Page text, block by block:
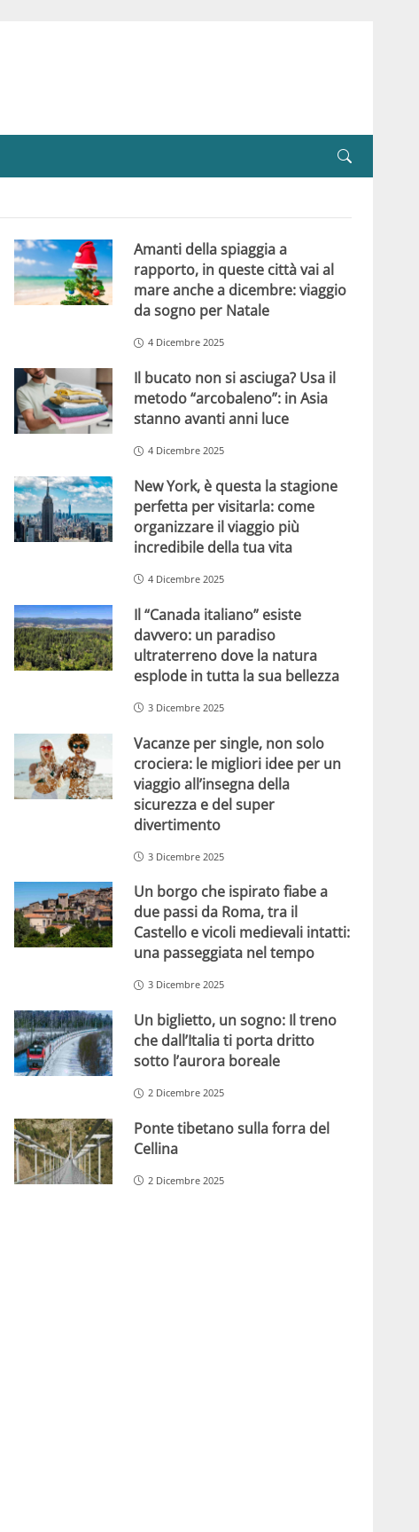
Amanti della spiaggia a
rapporto, in queste città vai al
mare anche a dicembre: viaggio
da sogno per Natale
4 Dicembre 2025
Il bucato non si asciuga? Usa il
metodo “arcobaleno”: in Asia
stanno avanti anni luce
4 Dicembre 2025
New York, è questa la stagione
perfetta per visitarla: come
organizzare il viaggio più
incredibile della tua vita
4 Dicembre 2025
Il “Canada italiano” esiste
davvero: un paradiso
ultraterreno dove la natura
esplode in tutta la sua bellezza
3 Dicembre 2025
Vacanze per single, non solo
crociera: le migliori idee per un
viaggio all’insegna della
sicurezza e del super
divertimento
3 Dicembre 2025
Un borgo che ispirato fiabe a
due passi da Roma, tra il
Castello e vicoli medievali intatti:
una passeggiata nel tempo
3 Dicembre 2025
Un biglietto, un sogno: Il treno
che dall’Italia ti porta dritto
sotto l’aurora boreale
2 Dicembre 2025
Ponte tibetano sulla forra del
Cellina
2 Dicembre 2025